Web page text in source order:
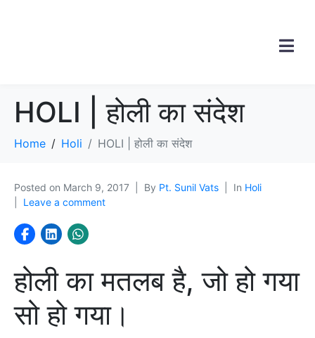
HOLI | होली का संदेश
Home Holi HOLI | होली का संदेश
Posted on March 9, 2017 By Pt. Sunil Vats In Holi
Leave a comment
होली का मतलब है, जो हो गया
सो हो गया।